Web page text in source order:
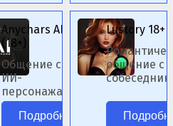
Anychars AI
(18+)
Общение с
ИИ-
персонажами
аниме без
цензуры.
Подробнее
Lustory 18+
общение с